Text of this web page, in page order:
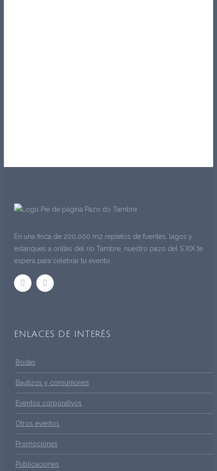
En una finca de 200.000 m2 repletos de fuentes, lagos y
estanques a orillas del río Tambre, nuestro pazo del S.XIX te
espera para celebrar tu evento.
ENLACES DE INTERÉS
Bodas
Bautizos y comuniones
Eventos corporativos
Otros eventos
Promociones
Publicaciones